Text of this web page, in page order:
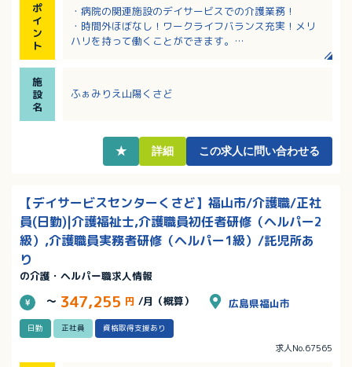
ポ
イ
ン
ト
・病院の関連施設のデイサービスでの介護業務！
・時間外ほぼなし！ワークライフバランス充実！メリ
ハリを持って働くことができます。
・育児に伴う出勤日や就業時間の変更、学校行事や子
供の病気等の急な休み相談可能。
施
設
名
ふぁみりえ山陽くさど
★ 詳細 この求人に問い合わせる
【デイサービスセンターくさど】福山市/介護職/正社
員(日勤)|介護福祉士,介護職員初任者研修（ヘルパー2
級）,介護職員実務者研修（ヘルパー1級）/託児所あ
り
の介護・ヘルパー職求人情報
～ 347,255 円 /月（概算） 広島県福山市
日勤 正社員 資格取得支援あり
求人No.67565